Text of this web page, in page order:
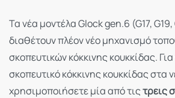
Τα νέα μοντέλα Glock gen.6 (G17,
διαθέτουν πλέον νέο μηχανισμό
σκοπευτικών κόκκινης κουκκίδας.
σκοπευτικό κόκκινης κουκκίδας στα
χρησιμοποιήσετε μία από τιςτρεις